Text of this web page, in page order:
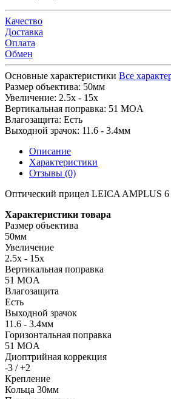
Качество
Доставка
Оплата
Обмен
Основные характеристики Все
Размер объектива: 50мм
Увеличение: 2.5x - 15x
Вертикальная поправка: 51 MOA
Влагозащита: Есть
Выходной зрачок: 11.6 - 3.4мм
Описание
Характеристики
Отзывы (0)
Оптический прицел LEICA AMPLUS 6
Характеристики товара
Размер объектива
50мм
Увеличение
2.5x - 15x
Вертикальная поправка
51 MOA
Влагозащита
Есть
Выходной зрачок
11.6 - 3.4мм
Горизонтальная поправка
51 MOA
Диоптрийная коррекция
-3 / +2
Крепление
Кольца 30мм